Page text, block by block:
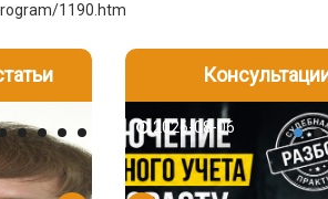
1190.htm
2026-08-06
2026-08-04
2026-08-06
2026-07-30